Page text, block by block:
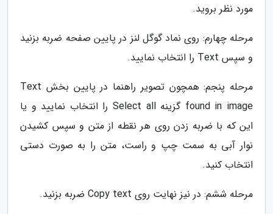
مورد نظر بروید.
مرحله چهارم: روی نماد گوگل لنز در پایین صفحه ضربه بزنید
و سپس Text را انتخاب نمایید.
مرحله پنجم: همچون تصویر راهنما در پایین بخش Text
found in image گزینه Select all را انتخاب نمایید و یا
این که با ضربه زدن روی هر نقطه از متن و سپس کشیدن
نوار آبی به سمت چپ و راست، متن را به صورت دستی
انتخاب کنید.
مرحله ششم: در نیز نهایت روی Copy text ضربه بزنید.